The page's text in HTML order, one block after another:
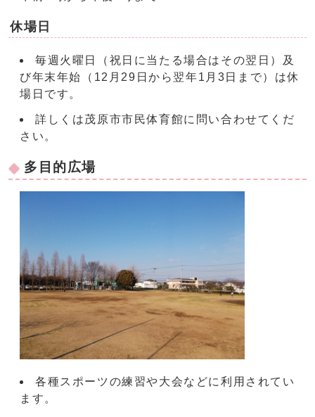
休場日
毎週火曜日（祝日に当たる場合はその翌日）及
び年末年始（12月29日から翌年1月3日まで）は休
場日です。
詳しくは茂原市市民体育館に問い合わせてくだ
さい。
多目的広場
各種スポーツの練習や大会などに利用されてい
ます。